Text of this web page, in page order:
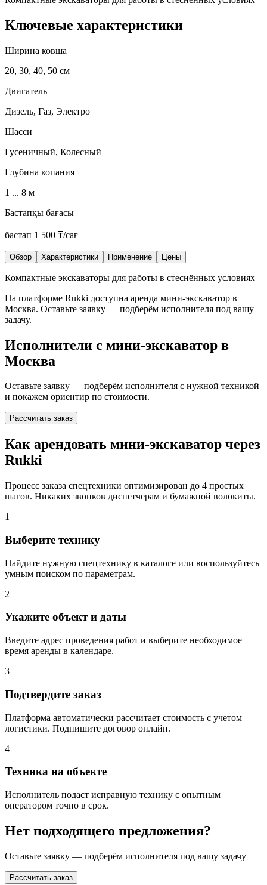
Ключевые характеристики
Ширина ковша
20, 30, 40, 50 см
Двигатель
Дизель, Газ, Электро
Шасси
Гусеничный, Колесный
Глубина копания
1 ... 8 м
Бастапқы бағасы
бастап 1 500 ₸/сағ
Обзор Характеристики Применение Цены
Компактные экскаваторы для работы в стеснённых условиях
На платформе Rukki доступна аренда мини-экскаватор в
Москва. Оставьте заявку — подберём исполнителя под вашу
задачу.
Исполнители с мини-экскаватор в
Москва
Оставьте заявку — подберём исполнителя с нужной техникой
и покажем ориентир по стоимости.
Рассчитать заказ
Как арендовать мини-экскаватор через
Rukki
Процесс заказа спецтехники оптимизирован до 4 простых
шагов. Никаких звонков диспетчерам и бумажной волокиты.
1
Выберите технику
Найдите нужную спецтехнику в каталоге или воспользуйтесь
умным поиском по параметрам.
2
Укажите объект и даты
Введите адрес проведения работ и выберите необходимое
время аренды в календаре.
3
Подтвердите заказ
Платформа автоматически рассчитает стоимость с учетом
логистики. Подпишите договор онлайн.
4
Техника на объекте
Исполнитель подаст исправную технику с опытным
оператором точно в срок.
Нет подходящего предложения?
Оставьте заявку — подберём исполнителя под вашу задачу
Рассчитать заказ